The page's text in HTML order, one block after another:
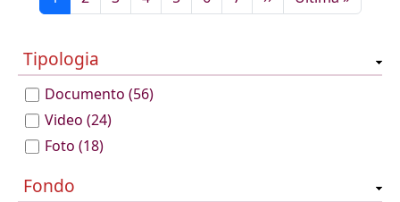
Tipologia
Documento (56)
Video (24)
Foto (18)
Fondo